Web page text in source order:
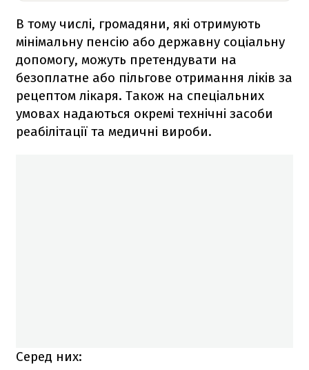
В тому числі, громадяни, які отримують
мінімальну пенсію або державну соціальну
допомогу, можуть претендувати на
безоплатне або пільгове отримання ліків за
рецептом лікаря. Також на спеціальних
умовах надаються окремі технічні засоби
реабілітації та медичні вироби.
Серед них: